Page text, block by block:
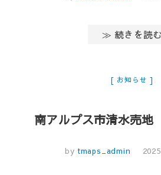
≫ 続きを読む
お知らせ
南アルプス市清水売
by tmaps_admin